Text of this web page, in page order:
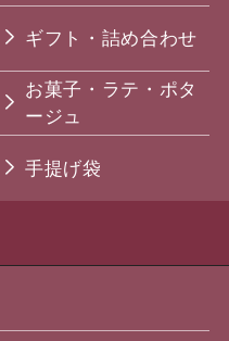
ギフト・詰め合わせ
お菓子・ラテ・ポタ
ージュ
手提げ袋